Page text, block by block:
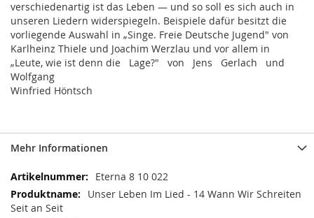
verschiedenartig ist das Leben — und so soll es sich auch in
unseren Liedern widerspiegeln. Beispiele dafür besitzt die
vorliegende Auswahl in „Singe. Freie Deutsche Jugend" von
Karlheinz Thiele und Joachim Werzlau und vor allem in
„Leute, wie ist denn die Lage?" von Jens Gerlach und
Wolfgang
Winfried Höntsch
Mehr Informationen
Mehr
Informationen
Eterna 8 10 022
Unser Leben Im Lied - 14 Wann Wir Schreiten
Seit an Seit